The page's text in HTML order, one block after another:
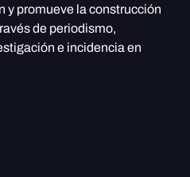
y promueve la construcción
de periodismo,
e incidencia en